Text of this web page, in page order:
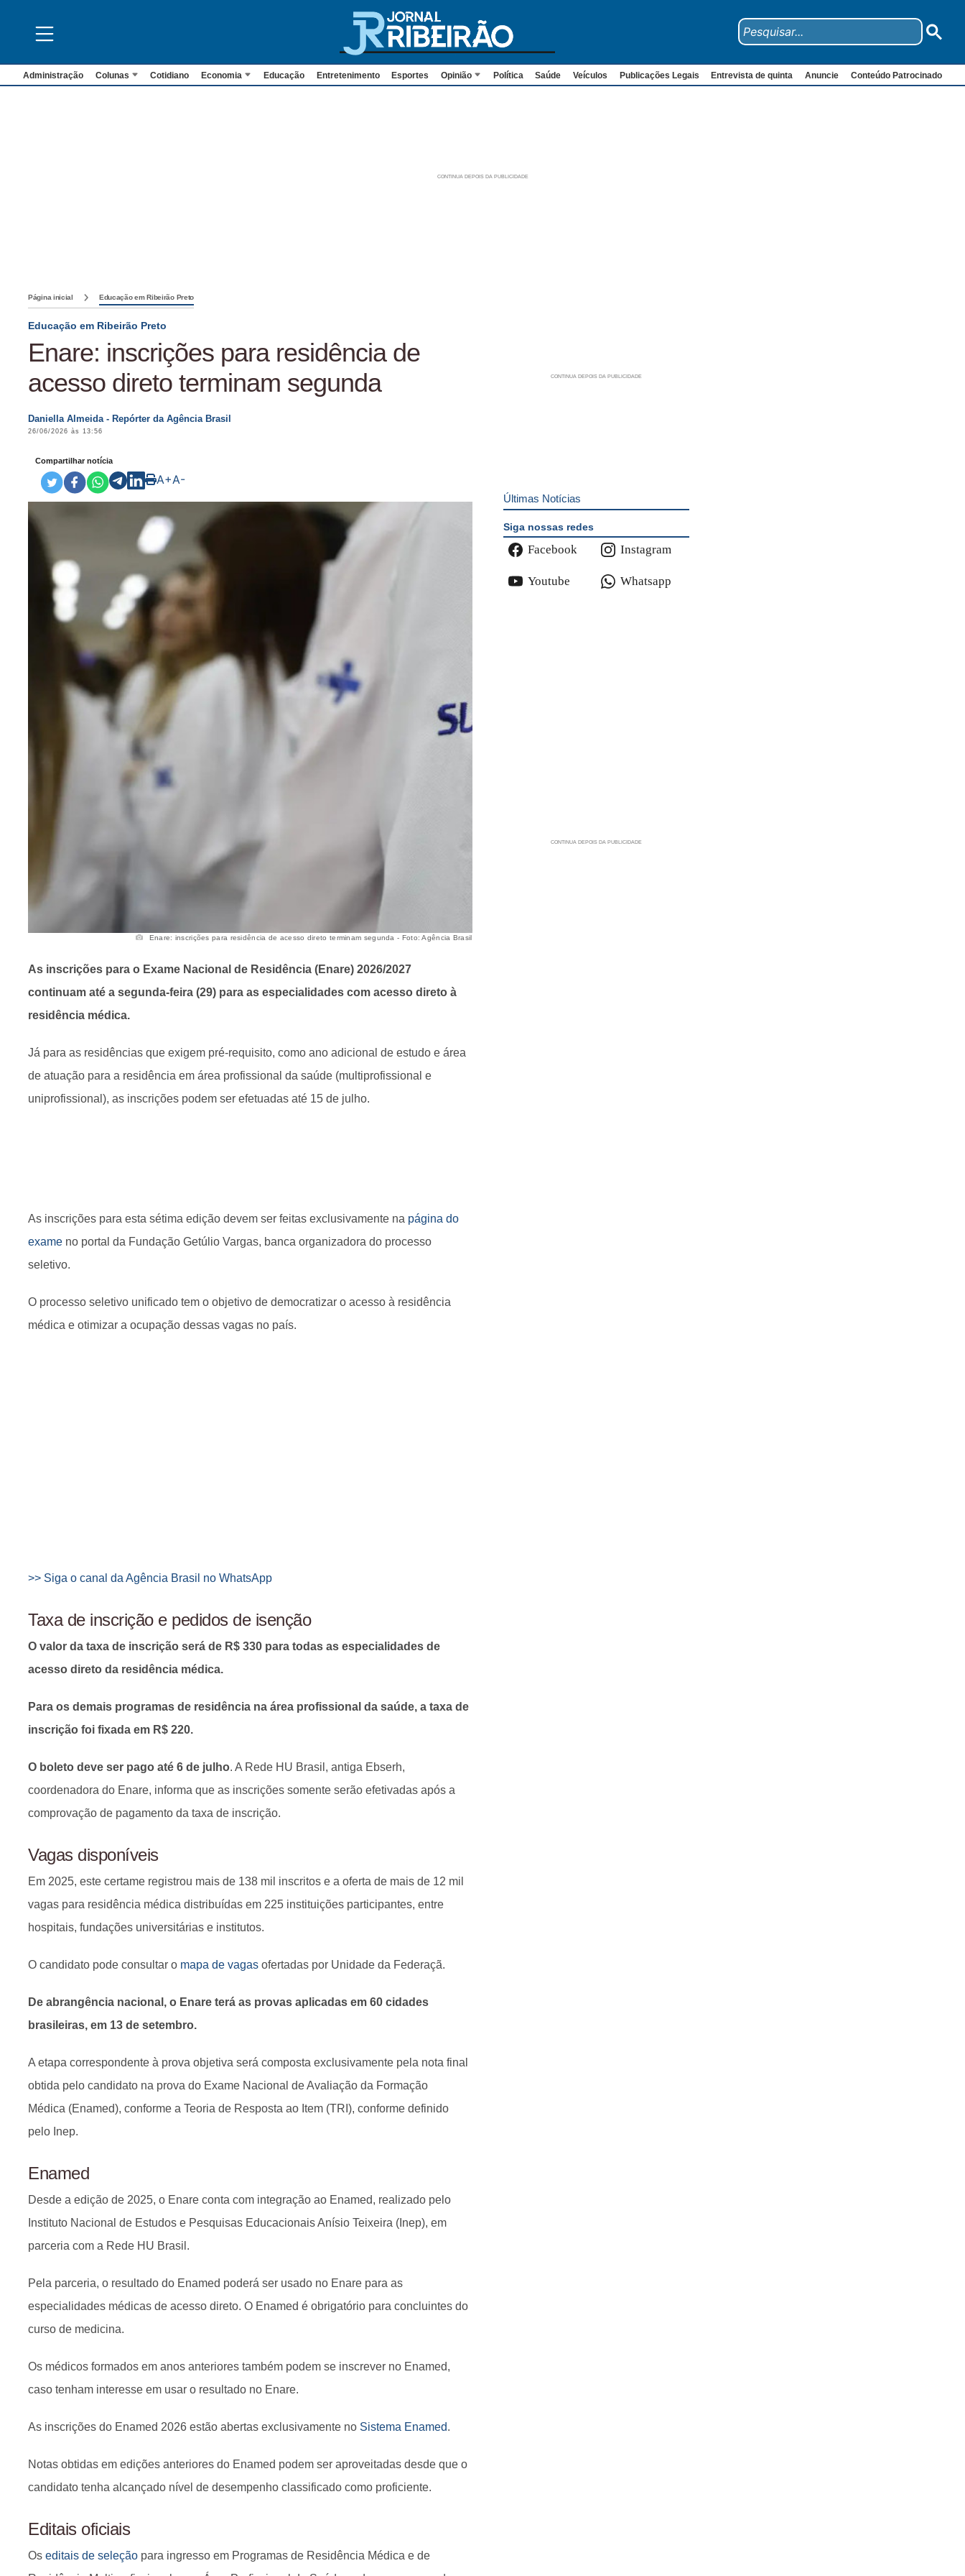
Administração Colunas Cotidiano Economia Educação Entretenimento Esportes Opinião Política Saúde Veículos Publicações Legais Entrevista de quinta Anuncie Conteúdo Patrocinado
Página inicial Educação em Ribeirão Preto
Educação em Ribeirão Preto
Enare: inscrições para residência de
acesso direto terminam segunda
Daniella Almeida - Repórter da Agência Brasil
26/06/2026 às 13:56
Compartilhar notícia
A+A-
Enare: inscrições para residência de acesso direto terminam segunda - Foto: Agência Brasil
As inscrições para o Exame Nacional de Residência (Enare) 2026/2027
continuam até a segunda-feira (29) para as especialidades com acesso direto à
residência médica.
Já para as residências que exigem pré-requisito, como ano adicional de estudo e área
de atuação para a residência em área profissional da saúde (multiprofissional e
uniprofissional), as inscrições podem ser efetuadas até 15 de julho.
As inscrições para esta sétima edição devem ser feitas exclusivamente na página do
exame no portal da Fundação Getúlio Vargas, banca organizadora do processo
seletivo.
O processo seletivo unificado tem o objetivo de democratizar o acesso à residência
médica e otimizar a ocupação dessas vagas no país.
>> Siga o canal da Agência Brasil no WhatsApp
Taxa de inscrição e pedidos de isenção
O valor da taxa de inscrição será de R$ 330 para todas as especialidades de
acesso direto da residência médica.
Para os demais programas de residência na área profissional da saúde, a taxa de
inscrição foi fixada em R$ 220.
O boleto deve ser pago até 6 de julho. A Rede HU Brasil, antiga Ebserh,
coordenadora do Enare, informa que as inscrições somente serão efetivadas após a
comprovação de pagamento da taxa de inscrição.
Vagas disponíveis
Em 2025, este certame registrou mais de 138 mil inscritos e a oferta de mais de 12 mil
vagas para residência médica distribuídas em 225 instituições participantes, entre
hospitais, fundações universitárias e institutos.
O candidato pode consultar o mapa de vagas ofertadas por Unidade da Federaçã.
De abrangência nacional, o Enare terá as provas aplicadas em 60 cidades
brasileiras, em 13 de setembro.
A etapa correspondente à prova objetiva será composta exclusivamente pela nota final
obtida pelo candidato na prova do Exame Nacional de Avaliação da Formação
Médica (Enamed), conforme a Teoria de Resposta ao Item (TRI), conforme definido
pelo Inep.
Enamed
Desde a edição de 2025, o Enare conta com integração ao Enamed, realizado pelo
Instituto Nacional de Estudos e Pesquisas Educacionais Anísio Teixeira (Inep), em
parceria com a Rede HU Brasil.
Pela parceria, o resultado do Enamed poderá ser usado no Enare para as
especialidades médicas de acesso direto. O Enamed é obrigatório para concluintes do
curso de medicina.
Os médicos formados em anos anteriores também podem se inscrever no Enamed,
caso tenham interesse em usar o resultado no Enare.
As inscrições do Enamed 2026 estão abertas exclusivamente no Sistema Enamed.
Notas obtidas em edições anteriores do Enamed podem ser aproveitadas desde que o
candidato tenha alcançado nível de desempenho classificado como proficiente.
Editais oficiais
Os editais de seleção para ingresso em Programas de Residência Médica e de
Últimas Notícias
Siga nossas redes
Facebook Instagram
Youtube Whatsapp